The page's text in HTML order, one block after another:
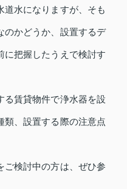
道水になりますが、そも
のかどうか、設置するデ
に把握したうえで検討す
る賃貸物件で浄水器を設
類、設置する際の注意点
ご検討中の方は、ぜひ参